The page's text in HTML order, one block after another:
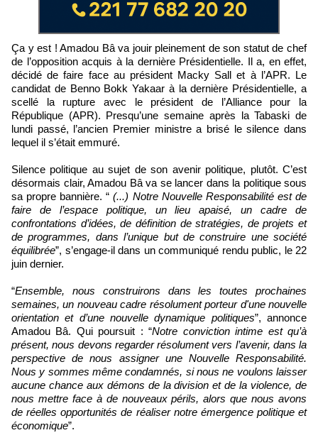
Ça y est ! Amadou Bâ va jouir pleinement de son statut de chef
de l’opposition acquis à la dernière Présidentielle. Il a, en effet,
décidé de faire face au président Macky Sall et à l’APR. Le
candidat de Benno Bokk Yakaar à la dernière Présidentielle, a
scellé la rupture avec le président de l’Alliance pour la
République (APR). Presqu’une semaine après la Tabaski de
lundi passé, l’ancien Premier ministre a brisé le silence dans
lequel il s’était emmuré.
Silence politique au sujet de son avenir politique, plutôt. C’est
désormais clair, Amadou Bâ va se lancer dans la politique sous
sa propre bannière. “(...) Notre Nouvelle Responsabilité est de
faire de l’espace politique, un lieu apaisé, un cadre de
confrontations d’idées, de définition de stratégies, de projets et
de programmes, dans l’unique but de construire une société
équilibrée”, s’engage-il dans un communiqué rendu public, le 22
juin dernier.
“Ensemble, nous construirons dans les toutes prochaines
semaines, un nouveau cadre résolument porteur d'une nouvelle
orientation et d’une nouvelle dynamique politiques”, annonce
Amadou Bâ. Qui poursuit : “Notre conviction intime est qu’à
présent, nous devons regarder résolument vers l’avenir, dans la
perspective de nous assigner une Nouvelle Responsabilité.
Nous y sommes même condamnés, si nous ne voulons laisser
aucune chance aux démons de la division et de la violence, de
nous mettre face à de nouveaux périls, alors que nous avons
de réelles opportunités de réaliser notre émergence politique et
économique”.